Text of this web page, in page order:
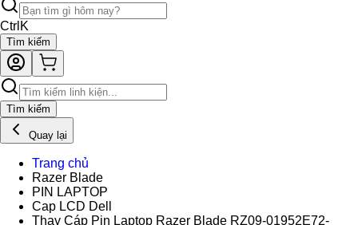
Ctrl K
Tìm kiếm
Tìm kiếm
Quay lại
Trang chủ
Razer Blade
PIN LAPTOP
Cap LCD Dell
Thay Cáp Pin Laptop Razer Blade RZ09-01952E72-